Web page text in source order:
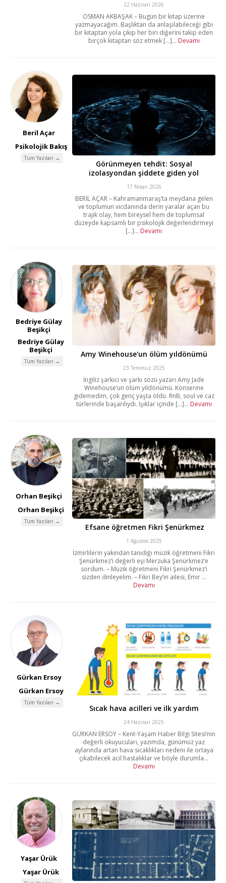
22 Haziran 2026
OSMAN AKBAŞAK – Bugün bir kitap üzerine
yazmayacağım. Başlıktan da anlaşılabileceği gibi
bir kitaptan yola çıkıp her biri diğerini takip eden
birçok kitaptan söz etmek [...]... Devamı
Beril Açar
Psikolojik Bakış
Tüm Yazıları →
Görünmeyen tehdit: Sosyal
izolasyondan şiddete giden yol
17 Nisan 2026
BERİL AÇAR – Kahramanmaraş’ta meydana gelen
ve toplumun vicdanında derin yaralar açan bu
trajik olay, hem bireysel hem de toplumsal
düzeyde kapsamlı bir psikolojik değerlendirmeyi
[...]... Devamı
Bedriye Gülay
Beşikçi
Bedriye Gülay
Beşikçi
Tüm Yazıları →
Amy Winehouse'un ölüm yıldönümü
23 Temmuz 2025
İngiliz şarkıcı ve şarkı sözü yazarı Amy Jade
Winehouse’un ölüm yıldönümü. Konserine
gidemedim, çok genç yaşta öldü. RnB, soul ve caz
türlerinde başarılıydı. Işıklar içinde [...]... Devamı
Orhan Beşikçi
Orhan Beşikçi
Tüm Yazıları →
Efsane öğretmen Fikri Şenürkmez
1 Ağustos 2025
İzmirlilerin yakından tanıdığı müzik öğretmeni Fikri
Şenürkmez’i değerli eşi Merzuka Şenürkmez’e
sordum. – Müzik öğretmeni Fikri Şenürkmez’i
sizden dinleyelim. – Fikri Bey’in ailesi, Emir ...
Devamı
Gürkan Ersoy
Gürkan Ersoy
Tüm Yazıları →
Sıcak hava acilleri ve ilk yardım
24 Haziran 2025
GÜRKAN ERSOY – Kent-Yaşam Haber Bilgi Sitesi’nin
değerli okuyucuları, yazımda, günümüz yaz
aylarında artan hava sıcaklıkları nedeni ile ortaya
çıkabilecek acil hastalıklar ve böyle durumla...
Devamı
Yaşar Ürük
Yaşar Ürük